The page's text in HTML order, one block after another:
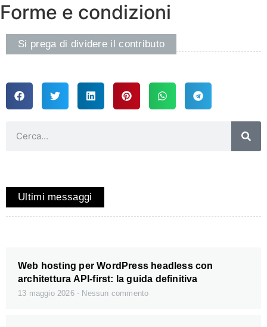
Forme e condizioni
Si prega di dividere il contributo
Ultimi messaggi
Web hosting per WordPress headless con
architettura API-first: la guida definitiva
13 maggio 2026 Nessun commento